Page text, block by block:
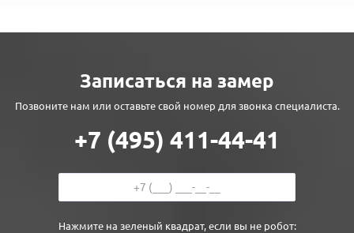
Записаться на замер
Позвоните нам или оставьте свой номер для звонка специалиста.
+7 (495) 411-44-41
Нажмите на зеленый квадрат, если вы не робот: